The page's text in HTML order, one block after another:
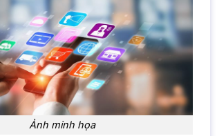
Ảnh minh họa